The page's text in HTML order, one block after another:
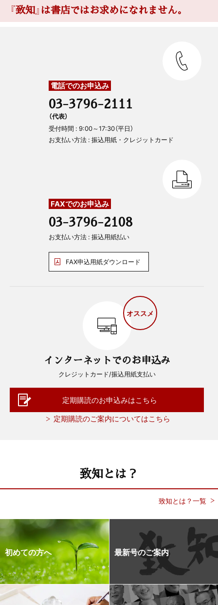
『致知』は書店ではお求めになれません。
電話でのお申込み
03-3796-2111
（代表）
受付時間 : 9:00～17:30（平日）
お支払い方法 : 振込用紙・クレジットカード
FAXでのお申込み
03-3796-2108
お支払い方法 : 振込用紙払い
FAX申込用紙ダウンロード
オススメ
インターネットでのお申込み
クレジットカード/振込用紙支払い
定期購読のお申込みはこちら
定期購読のご案内についてはこちら
致知とは？
致知とは？一覧
初めての方へ 最新号のご案内